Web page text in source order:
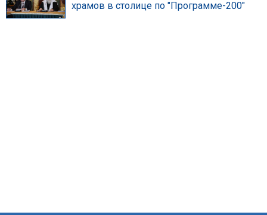
храмов в столице по "Программе-200"